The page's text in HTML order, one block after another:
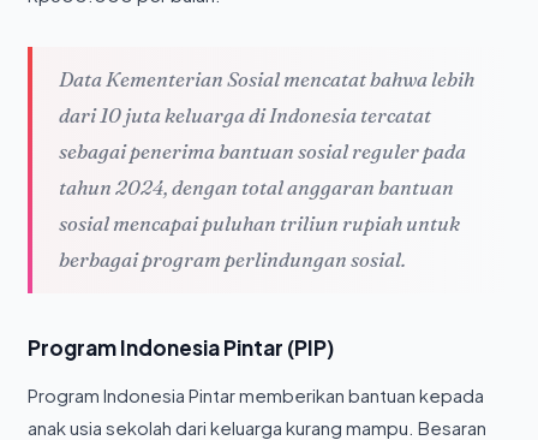
Data Kementerian Sosial mencatat bahwa lebih
dari 10 juta keluarga di Indonesia tercatat
sebagai penerima bantuan sosial reguler pada
tahun 2024, dengan total anggaran bantuan
sosial mencapai puluhan triliun rupiah untuk
berbagai program perlindungan sosial.
Program Indonesia Pintar (PIP)
Program Indonesia Pintar memberikan bantuan kepada
anak usia sekolah dari keluarga kurang mampu. Besaran